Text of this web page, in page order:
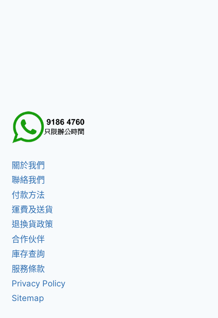
關於我們
聯絡我們
付款方法
運費及送貨
退換貨政策
合作伙伴
庫存查詢
服務條款
Privacy Policy
Sitemap